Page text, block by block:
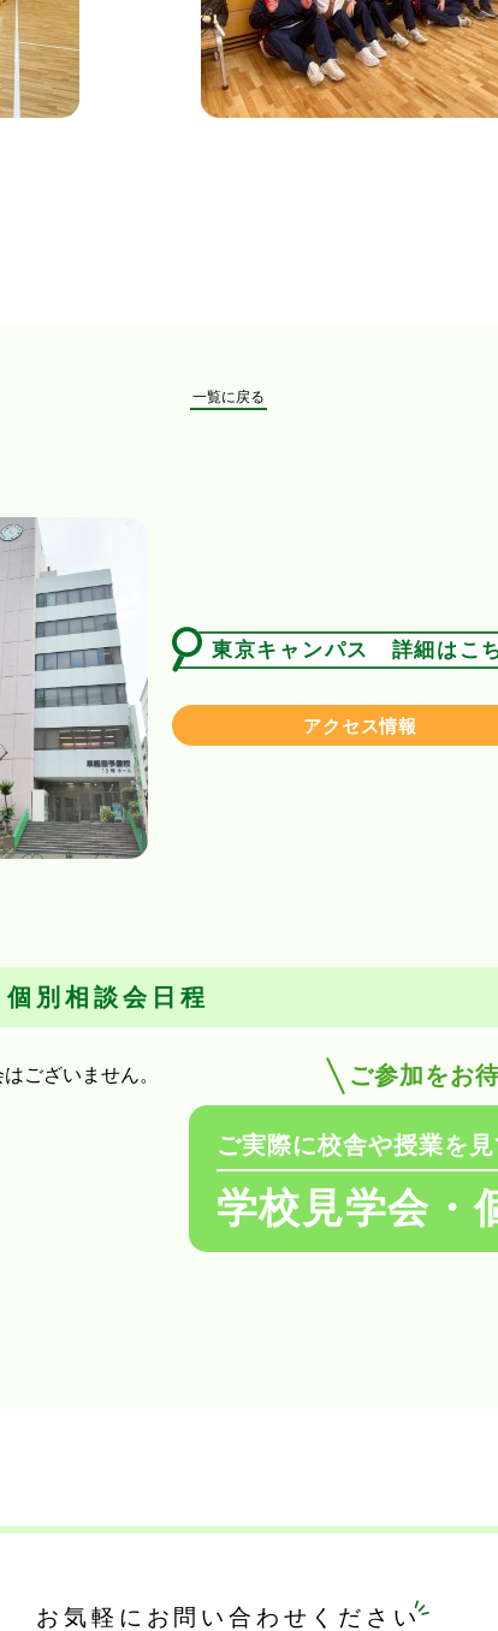
一覧に戻る
東京キャンパス 詳細はこ
アクセス情報
別相談会日程
ございません。 ご参加をお
ご実際に校舎や授業を見
学校見学会・
お気軽にお問い合わせください